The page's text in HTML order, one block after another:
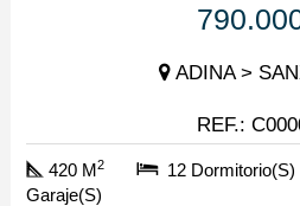
ADINA >
REF.:
420 M2 12
Garaje(s)